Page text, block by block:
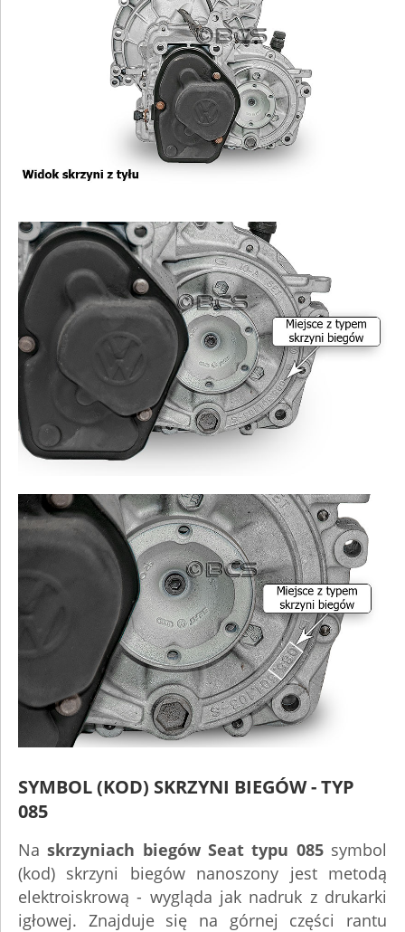
SYMBOL (KOD) SKRZYNI BIEGÓW - TYP
085
Naskrzyniach biegów Seat typu 085symbol
(kod) skrzyni biegów nanoszony jest metodą
elektroiskrową - wygląda jak nadruk z drukarki
igłowej. Znajduje się na górnej części rantu